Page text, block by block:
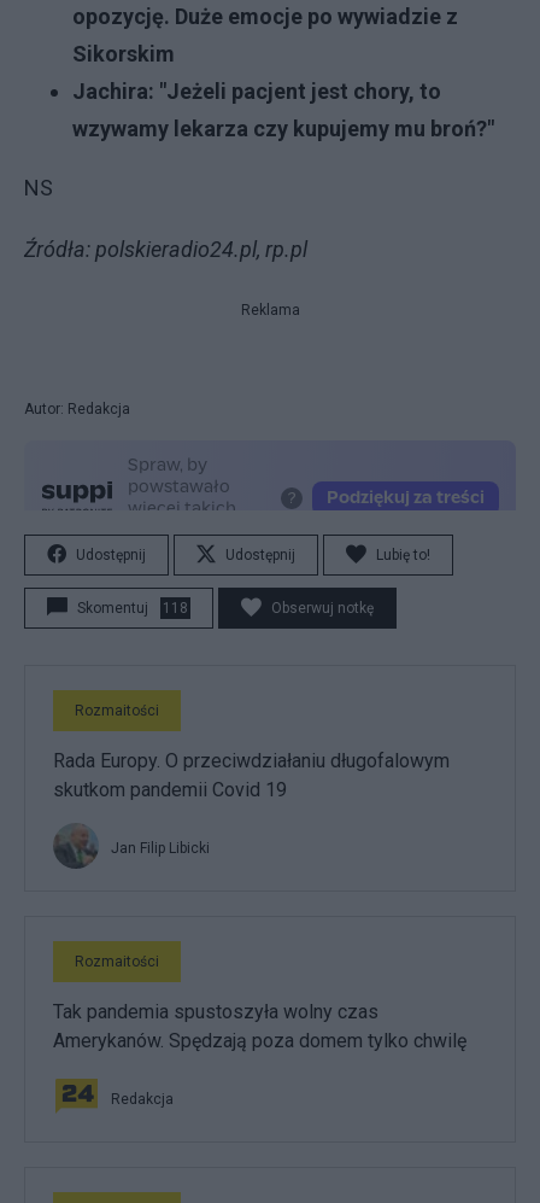
opozycję. Duże emocje po wywiadzie z
Sikorskim
Jachira: "Jeżeli pacjent jest chory, to
wzywamy lekarza czy kupujemy mu broń?"
NS
Źródła: polskieradio24.pl, rp.pl
Reklama
Autor: Redakcja
Udostępnij Udostępnij Lubię to!
Skomentuj 118 Obserwuj notkę
Rozmaitości
Rada Europy. O przeciwdziałaniu długofalowym
skutkom pandemii Covid 19
Jan Filip Libicki
Rozmaitości
Tak pandemia spustoszyła wolny czas
Amerykanów. Spędzają poza domem tylko chwilę
Redakcja